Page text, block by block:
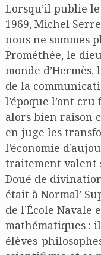
Lorsqu’il publie
1969, Michel
nous ne sommes
Prométhée, le
monde
de la
l’époque l’ont
alors bien raison
en juge les
l’économie
traitement valent
Doué de
était à Normal’
de l’École Navale
mathématiques :
élèves-